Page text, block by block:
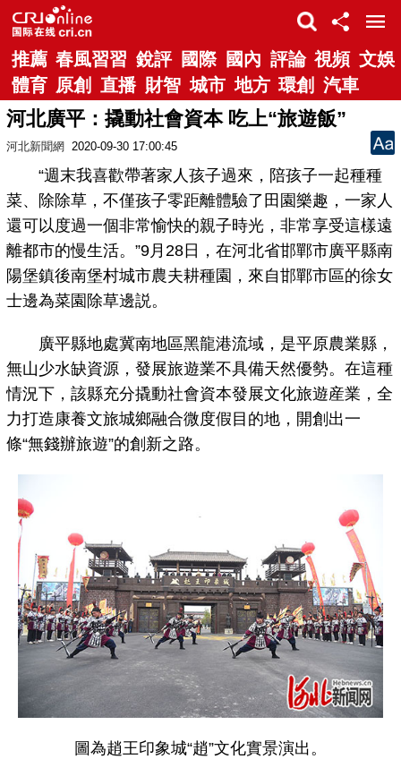
推薦 春風習習 銳評 國際 國內 評論 視頻 文娛
體育 原創 直播 財智 城市 地方 環創 汽車
河北廣平：撬動社會資本 吃上“旅遊飯”
河北新聞網 2020-09-30 17:00:45
“週末我喜歡帶著家人孩子過來，陪孩子一起種種
菜、除除草，不僅孩子零距離體驗了田園樂趣，一家人
還可以度過一個非常愉快的親子時光，非常享受這樣遠
離都市的慢生活。”9月28日，在河北省邯鄲市廣平縣南
陽堡鎮後南堡村城市農夫耕種園，來自邯鄲市區的徐女
士邊為菜園除草邊説。
廣平縣地處冀南地區黑龍港流域，是平原農業縣，
無山少水缺資源，發展旅遊業不具備天然優勢。在這種
情況下，該縣充分撬動社會資本發展文化旅遊産業，全
力打造康養文旅城鄉融合微度假目的地，開創出一
條“無錢辦旅遊”的創新之路。
圖為趙王印象城“趙”文化實景演出。